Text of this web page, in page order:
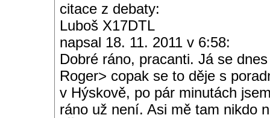
citace z debaty:
Luboš X17DTL
napsal 18. 11. 2011 v 6:58:
Dobré ráno, pracanti. Já se
Roger> copak se to děje s
v Hýskově, po pár minutách
ráno už není. Asi mě tam nikdo